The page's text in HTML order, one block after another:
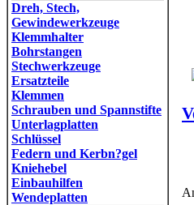
Dreh, Stech,
Gewindewerkzeuge
Klemmhalter
Bohrstangen
Stechwerkzeuge
Ersatzteile
Klemmen
Schrauben und Spannstifte
Unterlagplatten
Schlüssel
Federn und Kerbn?gel
Kniehebel
Einbauhilfen
Wendeplatten